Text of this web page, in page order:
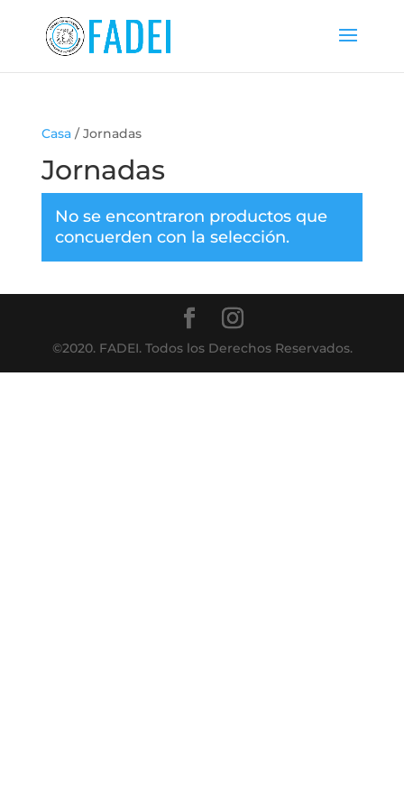
Casa/ Jornadas
Jornadas
No se encontraron productos que
concuerden con la selección.
©2020. FADEI. Todos los Derechos Reservados.